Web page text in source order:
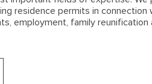
residence permits in connection
employment, family reunification